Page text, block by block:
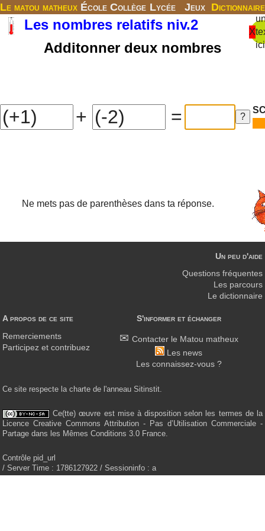
Le matou matheux École Collège Lycée Jeux Dictionnaire
X
ici
Les nombres relatifs niv.2
Additonner deux nombres
+ =
Ne mets pas de parenthèses dans ta réponse.
A propos de ce site
Remerciements
Participez et contribuez
S'informer et échanger
Contacter le Matou matheux
Les news
Les connaissez-vous ?
Un peu d'aide
Questions fréquentes
Les parcours
Le dictionnaire
Ce site respecte la charte de l'anneau Sitinstit.
Ce(tte) œuvre est mise à disposition selon les termes de la
Licence Creative Commons Attribution - Pas d’Utilisation Commerciale -
Partage dans les Mêmes Conditions 3.0 France.
Contrôle pid_url
/ Server Time : 1786127922 / Sessioninfo : a